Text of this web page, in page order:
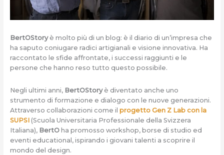
BertOStoryè molto più di un blog: è il diario di un’impresa che
ha saputo coniugare radici artigianali e visione innovativa. Ha
raccontato le sfide affrontate, i successi raggiunti e le
persone che hanno reso tutto questo possibile.
Negli ultimi anni, BertOStory è diventato anche uno
strumento di formazione e dialogo con le nuove generazioni.
Attraverso collaborazioni come il progetto Gen Z Lab con la
SUPSI (Scuola Universitaria Professionale della Svizzera
Italiana), BertO ha promosso workshop, borse di studio ed
eventi educational, ispirando i giovani talenti a scoprire il
mondo del design.